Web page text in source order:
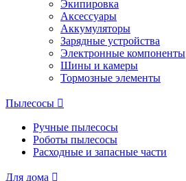
Экипировка
Аксессуары
Аккумуляторы
Зарядные устройства
Электронные компоненты
Шины и камеры
Тормозные элементы
Пылесосы
Ручные пылесосы
Роботы пылесосы
Расходные и запасные части
Для дома